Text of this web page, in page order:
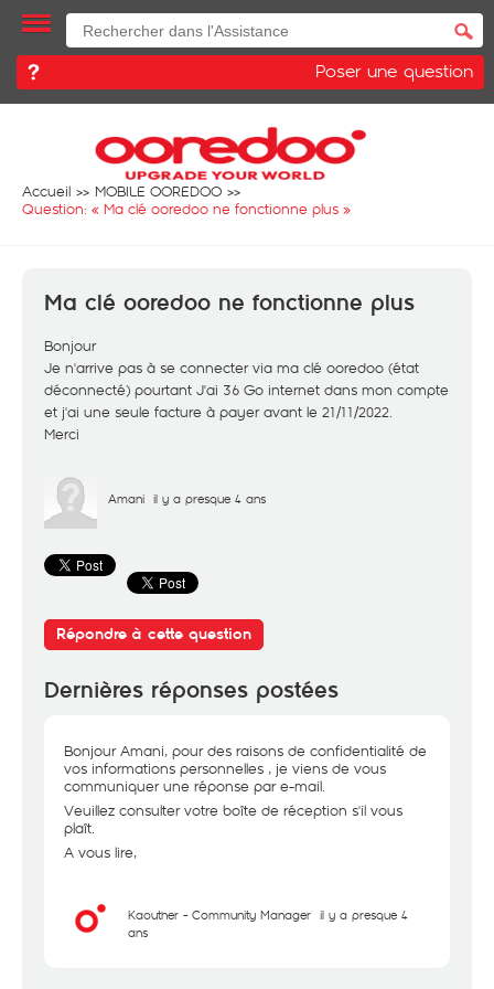
Poser une question
Accueil
MOBILE OOREDOO
Question: « Ma clé ooredoo ne fonctionne plus »
Ma clé ooredoo ne fonctionne plus
Bonjour
Je n'arrive pas à se connecter via ma clé ooredoo (état
déconnecté) pourtant J'ai 36 Go internet dans mon compte
et j'ai une seule facture à payer avant le 21/11/2022.
Merci
Amani il y a presque 4 ans
Répondre à cette question
Dernières réponses postées
Bonjour Amani, pour des raisons de confidentialité de
vos informations personnelles , je viens de vous
communiquer une réponse par e-mail.
Veuillez consulter votre boîte de réception s'il vous
plaît.
A vous lire,
Kaouther - Community Manager il y a presque 4
ans